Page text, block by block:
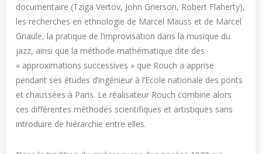
documentaire (Tziga Vertov, John Grierson, Robert Flaherty),
les recherches en ethnologie de Marcel Mauss et de Marcel
Griaule, la pratique de l’improvisation dans la musique du
jazz, ainsi que la méthode mathématique dite des
« approximations successives » que Rouch a apprise
pendant ses études d’ingénieur à l’Ecole nationale des ponts
et chaussées à Paris. Le réalisateur Rouch combine alors
ces différentes méthodes scientifiques et artistiques sans
introduire de hiérarchie entre elles.